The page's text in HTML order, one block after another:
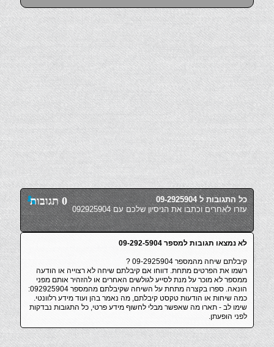
0 תגובות
כל התגובות ל 09-2925904
עזרו לאחרים וכתבו את הניסיון שלכם עם 092925904
לא נמצאו תגובות למספר 09-292-5904
קיבלתם שיחה מהמספר 09-2925904 ?
רשמו את הפרטים מתחת. דווחו אם קיבלתם שיחה לא רצוייה או הודעה
ממספר לא מוכר על מנת לסייע לגולשים האחרים או להזהיר אותם מפני
הונאה. ספרו בקצרה מתחת על השיחה שקיבלתם מהמספר 092925904:
כמה שיחות או הודעות טקסט קיבלתם, מה נאמר בהן ועוד מידע רלוונטי.
שימו לב - תארו מה שאפשר מבלי לחשוף מידע פרטי, כל התגובות נבדקות
לפני הופעתן.